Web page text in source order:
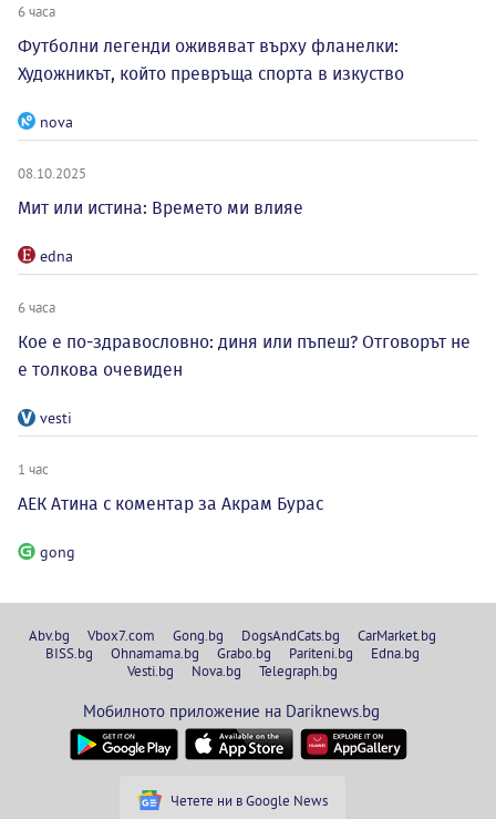
6 часа
Футболни легенди оживяват върху фланелки:
Художникът, който превръща спорта в изкуство
nova
08.10.2025
Мит или истина: Времето ми влияе
edna
6 часа
Кое е по-здравословно: диня или пъпеш? Отговорът не
е толкова очевиден
vesti
1 час
АЕК Атина с коментар за Акрам Бурас
gong
Abv.bg Vbox7.com Gong.bg DogsAndCats.bg
CarMarket.bg
BISS.bg
Ohnamama.bg Grabo.bg Pariteni.bg
Edna.bg
Vesti.bg
Nova.bg Telegraph.bg
Мобилното приложение на Dariknews.bg
Четете ни в Google News